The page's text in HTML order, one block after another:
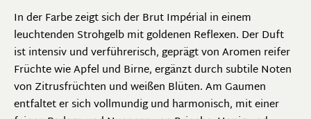
In der Farbe zeigt sich der Brut Impérial in einem
leuchtenden Strohgelb mit goldenen Reflexen. Der Duft
ist intensiv und verführerisch, geprägt von Aromen reifer
Früchte wie Apfel und Birne, ergänzt durch subtile Noten
von Zitrusfrüchten und weißen Blüten. Am Gaumen
entfaltet er sich vollmundig und harmonisch, mit einer